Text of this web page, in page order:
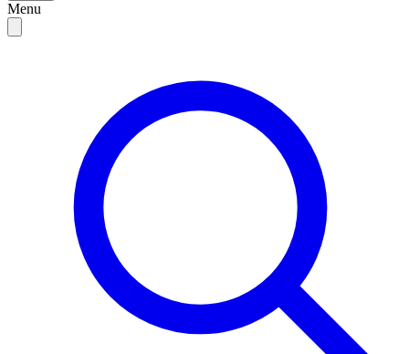
Menu